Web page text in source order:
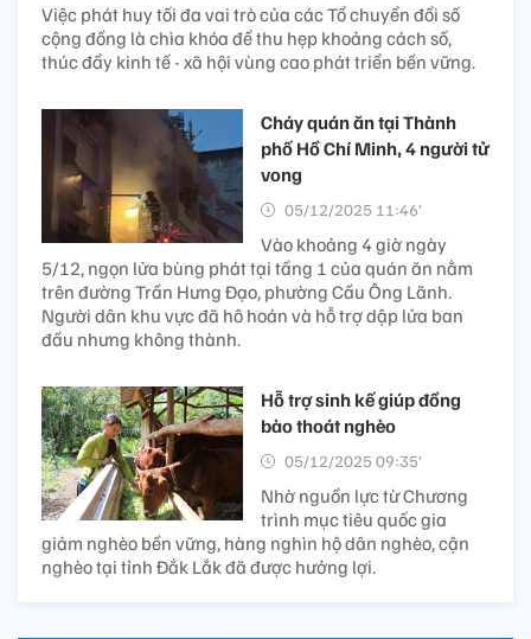
Việc phát huy tối đa vai trò của các Tổ chuyển đổi số
cộng đồng là chìa khóa để thu hẹp khoảng cách số,
thúc đẩy kinh tế - xã hội vùng cao phát triển bền vững.
Cháy quán ăn tại Thành
phố Hồ Chí Minh, 4 người tử
vong
05/12/2025 11:46’
Vào khoảng 4 giờ ngày
5/12, ngọn lửa bùng phát tại tầng 1 của quán ăn nằm
trên đường Trần Hưng Đạo, phường Cầu Ông Lãnh.
Người dân khu vực đã hô hoán và hỗ trợ dập lửa ban
đầu nhưng không thành.
Hỗ trợ sinh kế giúp đồng
bào thoát nghèo
05/12/2025 09:35’
Nhờ nguồn lực từ Chương
trình mục tiêu quốc gia
giảm nghèo bền vững, hàng nghìn hộ dân nghèo, cận
nghèo tại tỉnh Đắk Lắk đã được hưởng lợi.